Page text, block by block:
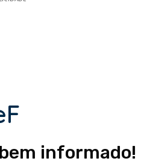
informado!